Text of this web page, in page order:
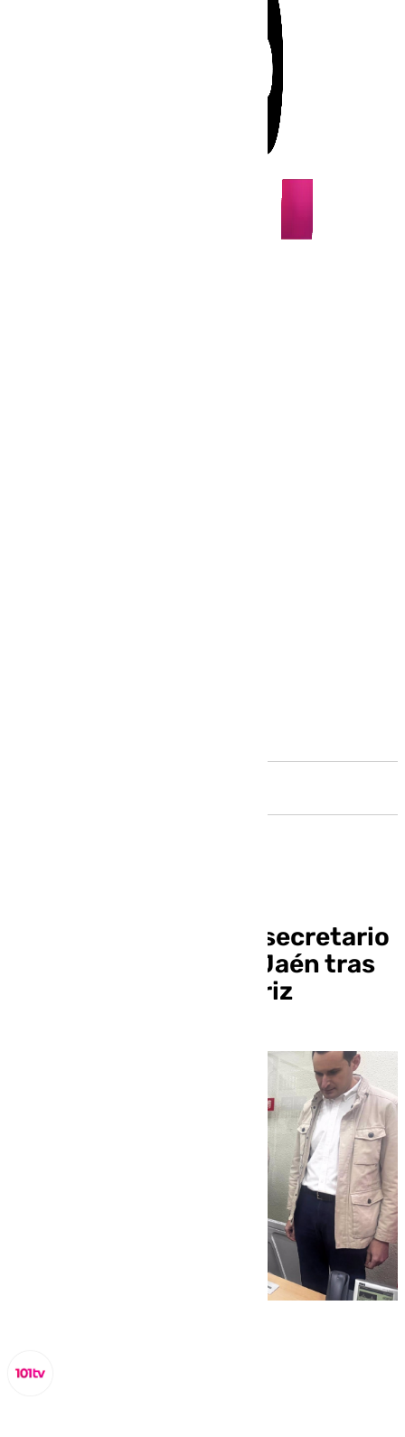
Juan Latorre, nuevo secretario
general del PSOE de Jaén tras
vencer a Ángeles Férriz